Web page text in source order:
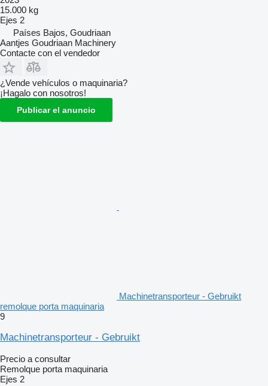
15.000 kg
Ejes 2
Países Bajos, Goudriaan
Aantjes Goudriaan Machinery
Contacte con el vendedor
¿Vende vehículos o maquinaria?
¡Hagalo con nosotros!
Publicar el anuncio
Machinetransporteur - Gebruikt
remolque porta maquinaria
9
Machinetransporteur - Gebruikt
Precio a consultar
Remolque porta maquinaria
Ejes 2